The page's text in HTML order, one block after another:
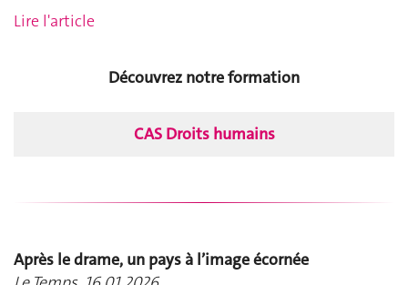
Lire l'article
Découvrez notre formation
CAS Droits humains
Après le drame, un pays à l’image écornée